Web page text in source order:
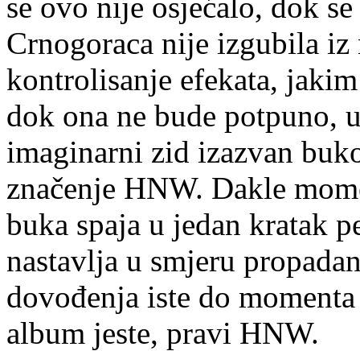
Crnogoraca nije izgubila
kontrolisanje efekata,
dok ona ne bude potpuno,
imaginarni zid izazvan
značenje HNW. Dakle
buka spaja u jedan kratak
nastavlja u smjeru
dovođenja iste do
album jeste, pravi HNW.